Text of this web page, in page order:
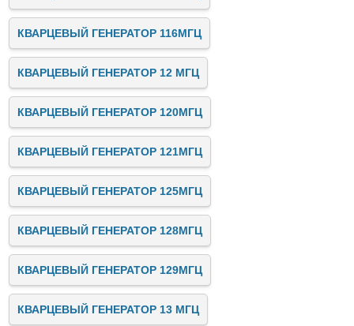
КВАРЦЕВЫЙ ГЕНЕРАТОР 116МГЦ
КВАРЦЕВЫЙ ГЕНЕРАТОР 12 МГЦ
КВАРЦЕВЫЙ ГЕНЕРАТОР 120МГЦ
КВАРЦЕВЫЙ ГЕНЕРАТОР 121МГЦ
КВАРЦЕВЫЙ ГЕНЕРАТОР 125МГЦ
КВАРЦЕВЫЙ ГЕНЕРАТОР 128МГЦ
КВАРЦЕВЫЙ ГЕНЕРАТОР 129МГЦ
КВАРЦЕВЫЙ ГЕНЕРАТОР 13 МГЦ